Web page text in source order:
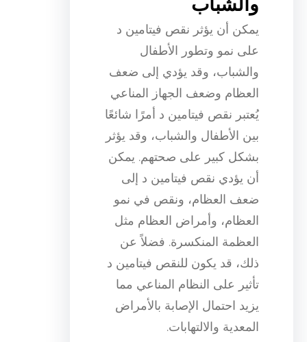
والشباب
يمكن أن يؤثر نقص فيتامين د
على نمو وتطور الأطفال
والشباب، وقد يؤدي إلى ضعف
العظام وضعف الجهاز المناعي
يُعتبر نقص فيتامين د أمرًا شائعًا
بين الأطفال والشباب، وقد يؤثر
بشكل كبير على صحتهم. يمكن
أن يؤدي نقص فيتامين د إلى
ضعف العظام، ونقص في نمو
العظام، وأمراض العظام مثل
العظمة المنكسرة. فضلاً عن
ذلك، قد يكون للنقص فيتامين د
تأثير على النظام المناعي مما
يزيد احتمال الإصابة بالأمراض
المعدية والالتهابات.